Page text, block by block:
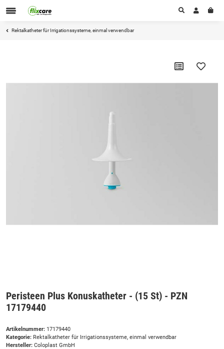
Rektalkatheter für Irrigationssysteme, einmal verwendbar
Peristeen Plus Konuskatheter - (15 St) - PZN
17179440
Artikelnummer: 17179440
Kategorie: Rektalkatheter für Irrigationssysteme, einmal verwendbar
Hersteller: Coloplast GmbH